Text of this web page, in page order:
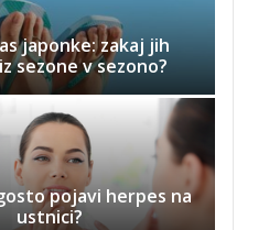
japonke: zakaj jih
sezone v sezono?
pojavi herpes na
ustnici?